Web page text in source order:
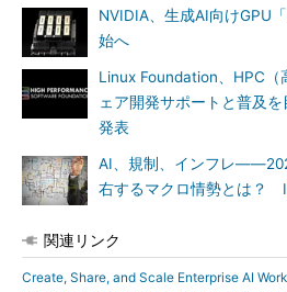
NVIDIA、生成AI向けGPU
始へ
Linux Foundation、HPC（
ェア開発サポートと普及
発表
AI、規制、インフレ
右するマクロ情勢とは？
関連リンク
Create, Share, and Scale Enterprise AI